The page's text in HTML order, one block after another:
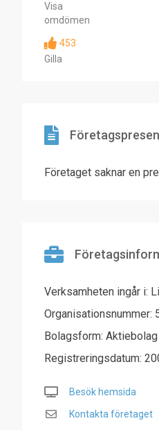
Visa
omdömen
453
Gilla
Företaget saknar en
Verksamheten ingår i:
Organisationsnummer:
Bolagsform: Aktiebolag
Registreringsdatum:
Besök hemsida
Kontakta företaget